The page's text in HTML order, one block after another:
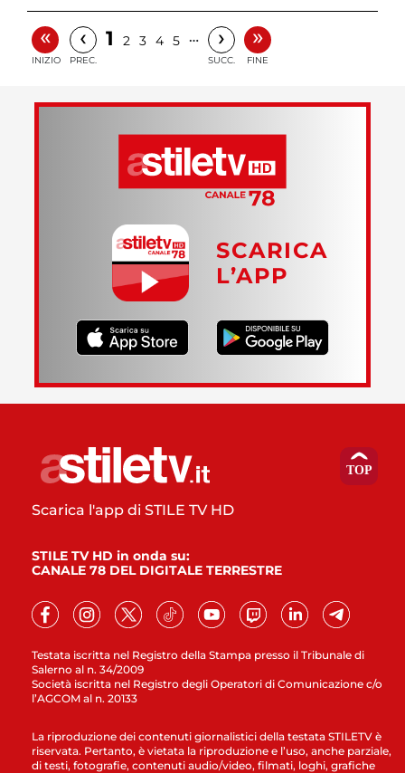
«
INIZIO
‹
PREC.
1 2 3 4 5 … ›
SUCC.
»
FINE
SCARICA
L’APP
Testata iscritta nel Registro della Stampa presso il Tribunale di
Salerno al n. 34/2009
Società iscritta nel Registro degli Operatori di Comunicazione c/o
l’AGCOM al n. 20133
Scarica l'app di STILE TV HD
STILE TV HD in onda su:
CANALE 78 DEL DIGITALE TERRESTRE
La riproduzione dei contenuti giornalistici della testata STILETV è
riservata. Pertanto, è vietata la riproduzione e l’uso, anche parziale,
di testi, fotografie, contenuti audio/video, filmati, loghi, grafiche